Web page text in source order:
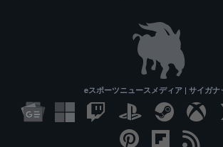
eスポーツニュースメディア | サイガナ